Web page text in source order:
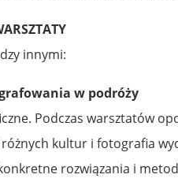
innymi:
w podróży
Podczas warsztatów
kultur i fotografia
rozwiązania i